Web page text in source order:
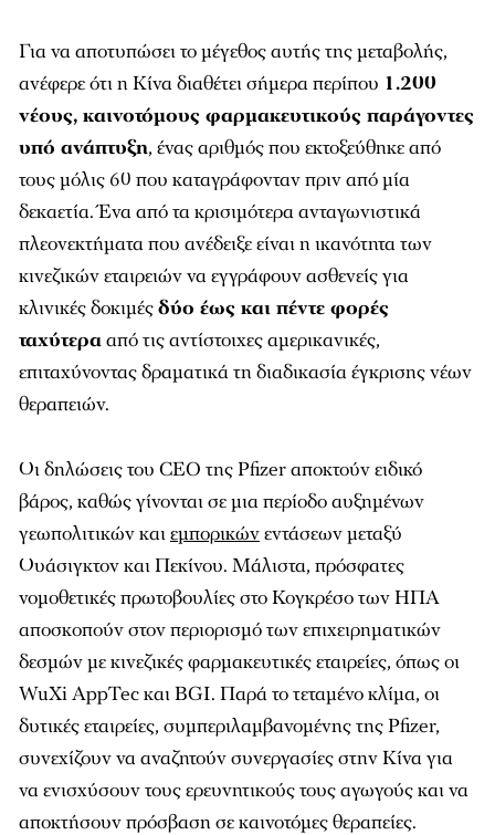
Για να αποτυπώσει το μέγεθος αυτής της μεταβολής,
ανέφερε ότι η Κίνα διαθέτει σήμερα περίπου 1.200
νέους, καινοτόμους φαρμακευτικούς παράγοντες
υπό ανάπτυξη, ένας αριθμός που εκτοξεύθηκε από
τους μόλις 60 που καταγράφονταν πριν από μία
δεκαετία. Ένα από τα κρισιμότερα ανταγωνιστικά
πλεονεκτήματα που ανέδειξε είναι η ικανότητα των
κινεζικών εταιρειών να εγγράφουν ασθενείς για
κλινικές δοκιμέςδύο έως και πέντε φορές
ταχύτερααπό τις αντίστοιχες αμερικανικές,
επιταχύνοντας δραματικά τη διαδικασία έγκρισης νέων
θεραπειών.
Οι δηλώσεις του CEO της Pfizer αποκτούν ειδικό
βάρος, καθώς γίνονται σε μια περίοδο αυξημένων
γεωπολιτικών καιεμπορικώνεντάσεων μεταξύ
Ουάσιγκτον και Πεκίνου. Μάλιστα, πρόσφατες
νομοθετικές πρωτοβουλίες στο Κογκρέσο των ΗΠΑ
αποσκοπούν στον περιορισμό των επιχειρηματικών
δεσμών με κινεζικές φαρμακευτικές εταιρείες, όπως οι
WuXi AppTec και BGI. Παρά το τεταμένο κλίμα, οι
δυτικές εταιρείες, συμπεριλαμβανομένης της Pfizer,
συνεχίζουν να αναζητούν συνεργασίες στην Κίνα για
να ενισχύσουν τους ερευνητικούς τους αγωγούς και να
αποκτήσουν πρόσβαση σε καινοτόμες θεραπείες.